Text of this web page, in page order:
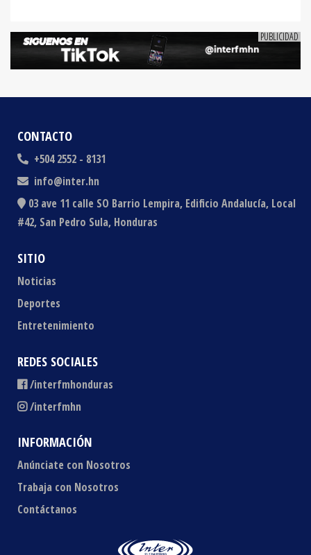
CONTACTO
+504 2552 - 8131
info@inter.hn
03 ave 11 calle SO Barrio Lempira, Edificio Andalucía, Local
#42, San Pedro Sula, Honduras
SITIO
Noticias
Deportes
Entretenimiento
REDES SOCIALES
/interfmhonduras
/interfmhn
INFORMACIÓN
Anúnciate con Nosotros
Trabaja con Nosotros
Contáctanos